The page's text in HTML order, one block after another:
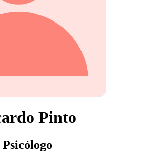
Pinto
Psicólogo